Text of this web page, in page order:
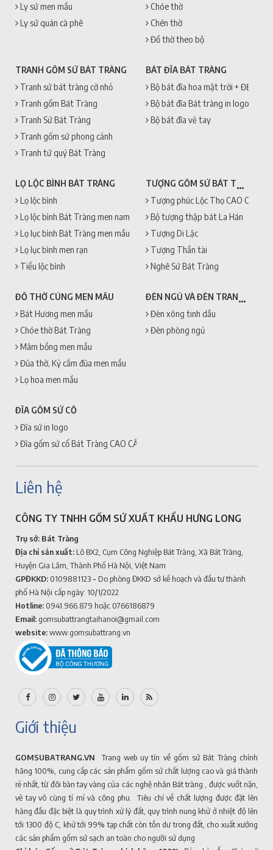
Ly sứ men mầu
Ly sứ quán cà phê
Chóe thờ
Chén thờ
Đồ thờ theo bộ
TRANH GỐM SỨ BÁT TRÀNG
Tranh sứ bát tràng cỡ nhỏ
Tranh gốm Bát Tràng
Tranh Sứ Bát Tràng
Tranh gốm sứ phong cảnh
Tranh tứ quý Bát Tràng
BÁT ĐĨA BÁT TRÀNG
Bộ bát đĩa hoa mặt trời + ĐẸP +
Bộ bát đĩa Bát tràng in logo
Bộ bát đĩa vẽ tay
LỌ LỘC BÌNH BÁT TRÀNG
Lọ lộc bình
Lọ lộc bình Bát Tràng men nam
Lọ lục bình Bát Tràng men mầu
Lọ lục bình men rạn
Tiểu lộc bình
TƯỢNG GỐM SỨ BÁT TRÀNG
Tượng phúc Lộc Thọ CAO CẤP +
Bộ tượng thập bát La Hán
Tượng Di Lặc
Tượng Thần tài
Nghê Sứ Bát Tràng
ĐỒ THỜ CÚNG MEN MẦU
Bát Hương men mầu
Chóe thờ Bát Tràng
Mâm bồng men mầu
Đũa thờ, Kỷ cắm đũa men mầu
Lọ hoa men mầu
ĐÈN NGỦ VÀ ĐÈN TRANG TRÍ
Đèn xông tinh dầu
Đèn phòng ngủ
ĐĨA GỐM SỨ CỔ
Đĩa sứ in logo
Đĩa gốm sứ cổ Bát Tràng CAO CẤP + GIÁ RẺ
Liên hệ
CÔNG TY TNHH GỐM SỨ XUẤT KHẨU HƯNG LONG
Trụ sở: Bát Tràng
Địa chỉ sản xuất: Lô BX2, Cụm Công Nghiệp Bát Tràng, Xã Bát Tràng,
Huyện Gia Lâm, Thành Phố Hà Nội, Việt Nam
GPĐKKD: 0109881123 - Do phòng ĐKKD sở kế hoạch và đầu tư thành
phố Hà Nội cấp ngày: 10/1/2022
Hotline: 0941.966.879 hoặc 0766186879
Email: gomsubattrangtaihanoi@gmail.com
website:www.gomsubattrang.vn
Giới thiệu
GOMSUBATRANG.VN Trang web uy tín về gốm sứ Bát Tràng chính
hãng 100%, cung cấp các sản phẩm gốm sứ chất lượng cao và giá thành
rẻ nhất, từ đôi bàn tay vàng của các nghệ nhân Bát tràng , được vuốt nặn,
vẽ tay vô cùng tỉ mỉ và công phu. Tiêu chí về chất lượng được đặt lên
hàng đầu đặc biệt là quy trình xử lý đất, quy trình nung khử ở nhiệt độ lên
tới 1300 độ C, khử tới 99% tạp chất còn tồn dư trong đất, cho xuất xưởng
các sản phẩm gốm sứ sạch an toàn cho người sử dụng